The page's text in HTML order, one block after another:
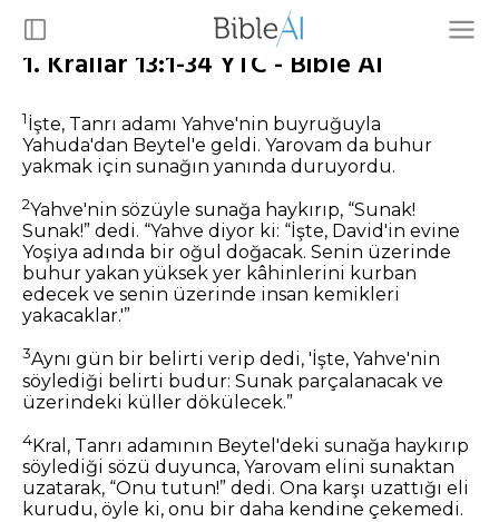
1. Krallar 13:1-34 YTC - Bible AI
1İşte, Tanrı adamı Yahve'nin buyruğuyla
Yahuda'dan Beytel'e geldi. Yarovam da buhur
yakmak için sunağın yanında duruyordu.
2Yahve'nin sözüyle sunağa haykırıp, “Sunak!
Sunak!” dedi. “Yahve diyor ki: “İşte, David'in evine
Yoşiya adında bir oğul doğacak. Senin üzerinde
buhur yakan yüksek yer kâhinlerini kurban
edecek ve senin üzerinde insan kemikleri
yakacaklar.'”
3Aynı gün bir belirti verip dedi, 'İşte, Yahve'nin
söylediği belirti budur: Sunak parçalanacak ve
üzerindeki küller dökülecek.”
4Kral, Tanrı adamının Beytel'deki sunağa haykırıp
söylediği sözü duyunca, Yarovam elini sunaktan
uzatarak, “Onu tutun!” dedi. Ona karşı uzattığı eli
kurudu, öyle ki, onu bir daha kendine çekemedi.